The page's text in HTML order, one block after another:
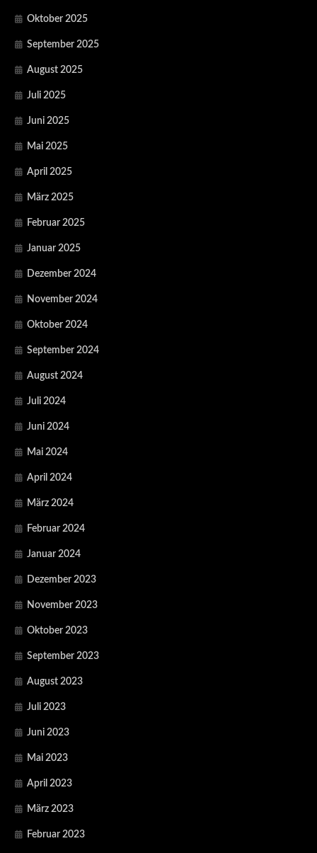
Oktober 2025
September 2025
August 2025
Juli 2025
Juni 2025
Mai 2025
April 2025
März 2025
Februar 2025
Januar 2025
Dezember 2024
November 2024
Oktober 2024
September 2024
August 2024
Juli 2024
Juni 2024
Mai 2024
April 2024
März 2024
Februar 2024
Januar 2024
Dezember 2023
November 2023
Oktober 2023
September 2023
August 2023
Juli 2023
Juni 2023
Mai 2023
April 2023
März 2023
Februar 2023